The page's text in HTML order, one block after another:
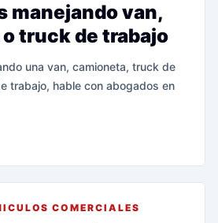
manejando van,
truck de trabajo
una van, camioneta, truck de
trabajo, hable con abogados en
COMERCIALES